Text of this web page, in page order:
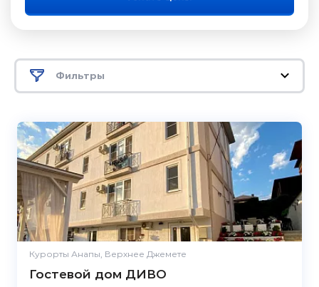
Фильтры
Курорты Анапы, Верхнее Джемете
Гостевой дом ДИВО